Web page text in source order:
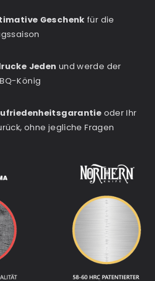
Geschenk für die
Jeden und werde der
König
oder Ihr
ohne jegliche Fragen